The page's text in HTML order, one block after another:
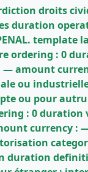
droits
duration
ordering : 0
amount
ou
ou pour
: 0 duration
currency :
duration